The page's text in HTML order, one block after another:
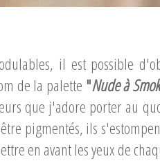
il est possible
de la palette "Nude à
que j'adore porter au
pigmentés, ils
en avant les yeux de